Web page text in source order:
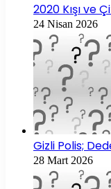
2020 Kışı ve
24 Nisan 2026
Gizli Polis;
28 Mart 2026